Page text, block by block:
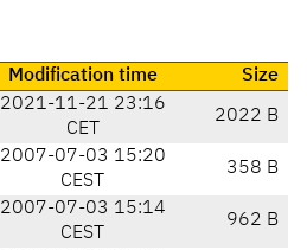
Modification time Size
2021-11-21 23:16
CET
2022 B
2007-07-03 15:20
CEST
358 B
2007-07-03 15:14
CEST
962 B